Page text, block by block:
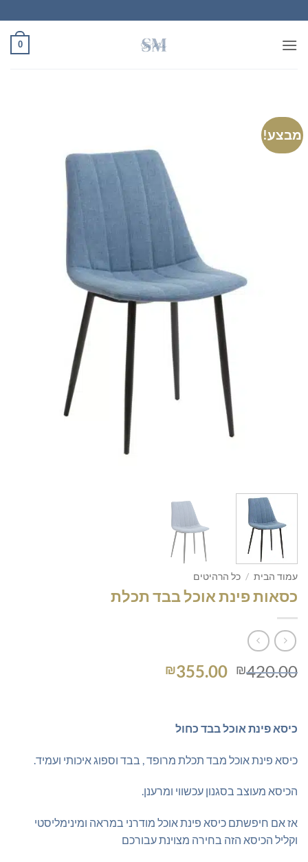
to
content
0
מבצע!
עמוד הבית / כל הרהיטים
כסאות פינת אוכל בבד תכלת
₪420.00
המחיר
₪420.00.
₪355.00
כיסא פינת אוכל בבד כחול
כיסא פינת אוכל מבד תכלת מרופד , בבד וספוג איכותי ועמיד.
הכיסא מעוצב בסגנון עכשווי ומרענן.
אז אם חיפשתם כיסא פינת אוכל מודרני במראה ומינימליסטי
וקליל הכיסא הזה בחירה מצוינת עבורכם